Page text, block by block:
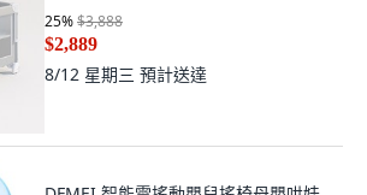
25%$3,888
$2,889
8/12 星期三 預計送達